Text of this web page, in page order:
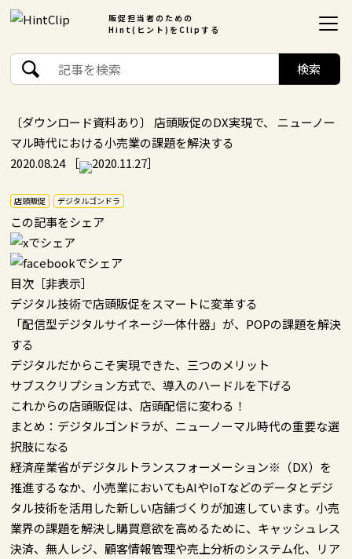
販促担当者のための
Hint(ヒント)をClipする
〔ダウンロード資料あり〕 店頭販促のDX実現で、 ニューノー
マル時代における小売業の課題を解決する
2020.08.24
［ 2020.11.27］
店頭販促 デジタルゴンドラ
この記事をシェア
目次 ［非表示］
デジタル技術で店頭販促をスマートに変革する
「配信型デジタルサイネージ一体什器」が、POPの課題を解決
する
デジタルだからこそ実現できた、三つのメリット
サブスクリプション方式で、導入のハードルを下げる
これからの店頭販促は、店頭配信に変わる！
まとめ：デジタルゴンドラが、ニューノーマル時代の重要な選
択肢になる
経済産業省がデジタルトランスフォーメーション※（DX）を
推進するなか、小売業においてもAIやIoTなどのデータとデジ
タル技術を活用した新しい店舗づくりが加速しています。小売
業界の課題を解決し購買意欲を高めるために、キャッシュレス
決済、無人レジ、顧客情報管理や売上分析のシステム化、リア